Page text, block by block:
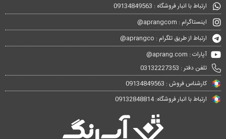
ارتباط با انبار فروشگاه : 09134849563
اینستاگرام : aprangcom@
ارتباط از طریق تلگرام : aprangco@
آپارات : aprang.com@
تلفن دفتر : 03132227353
کارشناس فروش : 09134849563
ارتباط با انبار فروشگاه: 09132848814